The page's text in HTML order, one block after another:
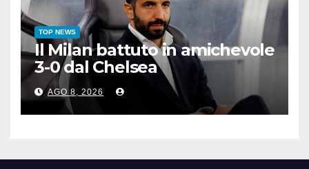
TOP NEWS
Il Milan battuto in amichevole
3-0 dal Chelsea
AGO 8, 2026